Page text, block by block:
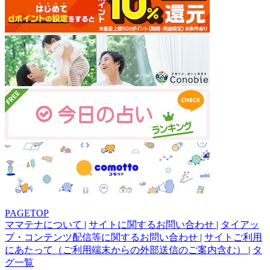
PAGETOP
ママテナについて | サイトに関するお問い合わせ | タイアッ
プ・コンテンツ配信等に関するお問い合わせ | サイトご利用
にあたって（ご利用端末からの外部送信のご案内含む） | タ
グ一覧